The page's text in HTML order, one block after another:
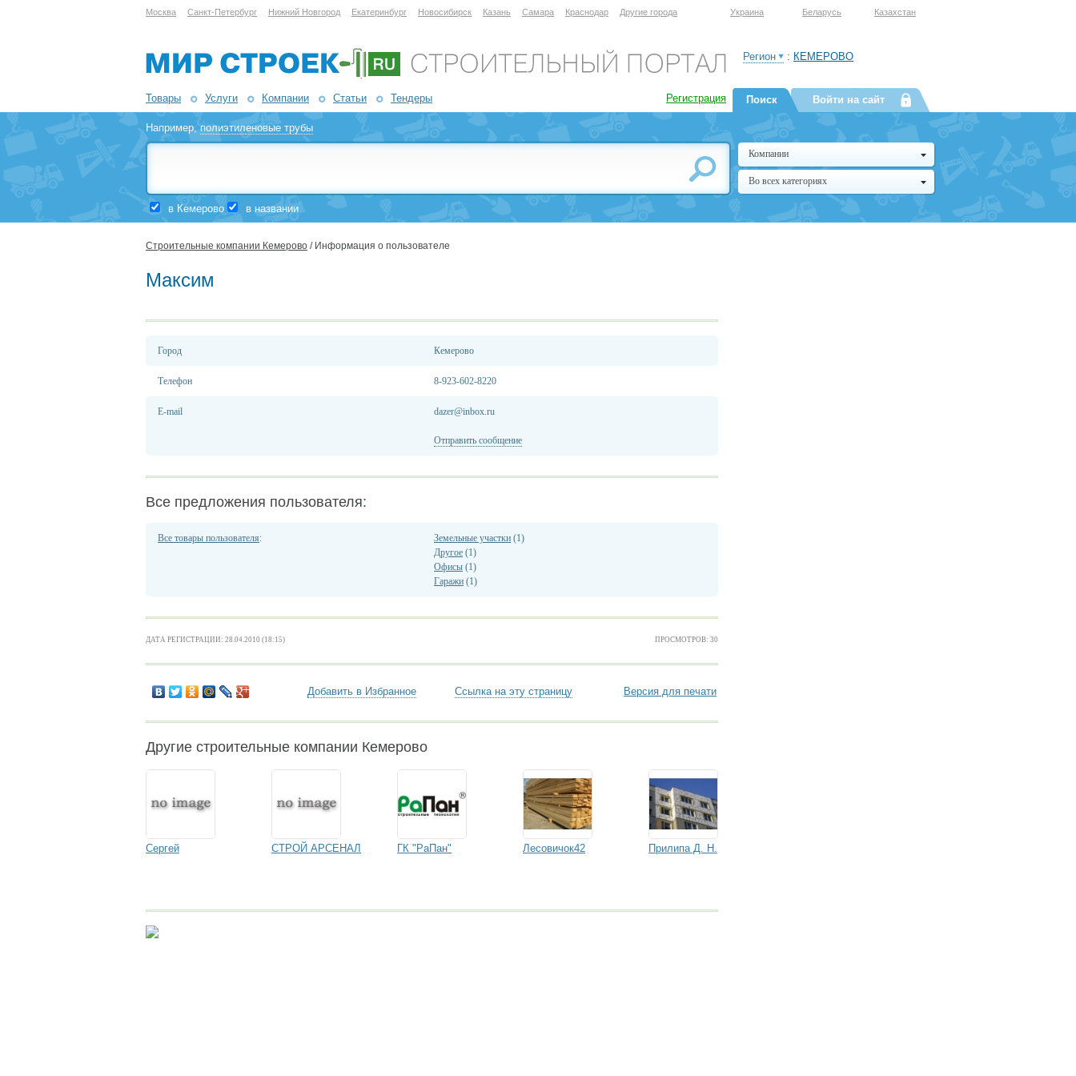
Москва Санкт-Петербург Нижний Новгород Екатеринбург Новосибирск Казань Самара Краснодар Другие города Украина Беларусь Казахстан
Товары Услуги Компании Статьи Тендеры Регистрация
Регион : КЕМЕРОВО
Например,полиэтиленовые трубы
в Кемерово в названии
Поиск Войти на сайт
Компании
Во всех категориях
Строительные компании Кемерово / Информация о пользователе
Максим
Город Кемерово
Телефон 8-923-602-8220
E-mail dazer@inbox.ru
Отправить сообщение
Все предложения пользователя:
Все товары пользователя: Земельные участки (1)
Другое (1)
Офисы (1)
Гаражи (1)
ДАТА РЕГИСТРАЦИИ: 28.04.2010 (18:15) ПРОСМОТРОВ: 30
Добавить в Избранное Ссылка на эту страницу Версия для печати
Другие строительные компании Кемерово
Сергей СТРОЙ АРСЕНАЛ ГК "РаПан" Лесовичок42 Прилипа Д. Н.